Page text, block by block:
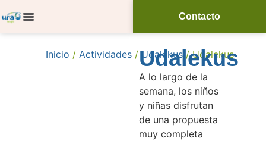
Contacto
Inicio /Actividades /Udalekus / Udalekus
Udalekus
A lo largo de la
semana, los niños
y niñas disfrutan
de una propuesta
muy completa